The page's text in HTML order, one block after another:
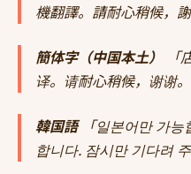
機翻譯。請耐心稍候，謝
簡体字（中国本土）
「
译。请耐心稍候，谢谢。
韓国語「일본어만 가능
합니다. 잠시만 기다려 주